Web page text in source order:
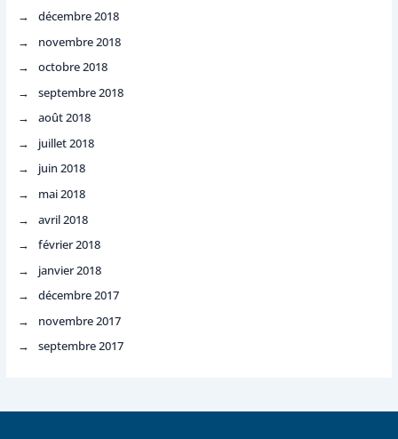
décembre 2018
novembre 2018
octobre 2018
septembre 2018
août 2018
juillet 2018
juin 2018
mai 2018
avril 2018
février 2018
janvier 2018
décembre 2017
novembre 2017
septembre 2017